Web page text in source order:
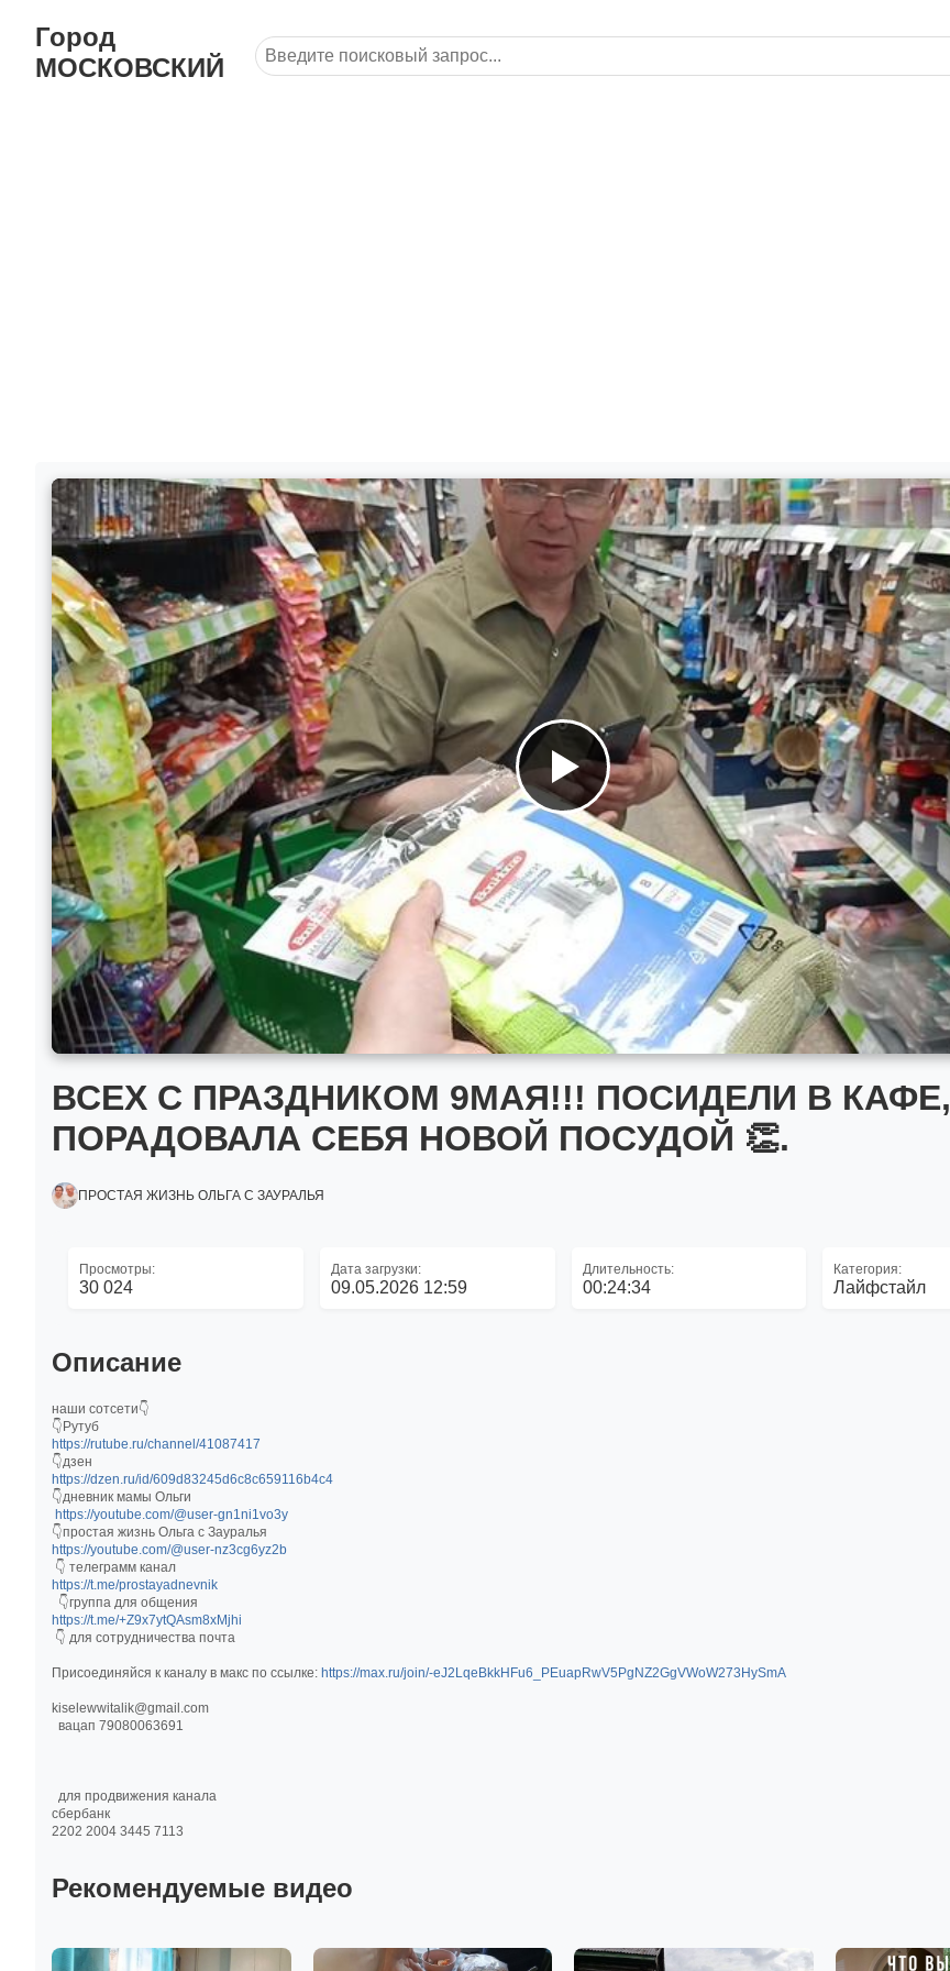
Город
МОСКОВСКИЙ
ВСЕХ С ПРАЗДНИКОМ 9МАЯ!!! ПОСИДЕЛИ В КАФЕ,
ПОРАДОВАЛА СЕБЯ НОВОЙ ПОСУДОЙ 👏.
ПРОСТАЯ ЖИЗНЬ ОЛЬГА С ЗАУРАЛЬЯ
Просмотры:
30 024
Дата загрузки:
09.05.2026 12:59
Длительность:
00:24:34
Категория:
Лайфстайл
Описание
наши сотсети👇
👇Рутуб
https://rutube.ru/channel/41087417
👇дзен
https://dzen.ru/id/609d83245d6c8c659116b4c4
👇дневник мамы Ольги
https://youtube.com/@user-gn1ni1vo3y
👇простая жизнь Ольга с Зауралья
https://youtube.com/@user-nz3cg6yz2b
👇 телеграмм канал
https://t.me/prostayadnevnik
👇группа для общения
https://t.me/+Z9x7ytQAsm8xMjhi
👇 для сотрудничества почта
Присоединяйся к каналу в макс по ссылке: https://max.ru/join/-eJ2LqeBkkHFu6_PEuapRwV5PgNZ2GgVWoW273HySmA
kiselewwitalik@gmail.com
вацап 79080063691
для продвижения канала
сбербанк
2202 2004 3445 7113
Рекомендуемые видео